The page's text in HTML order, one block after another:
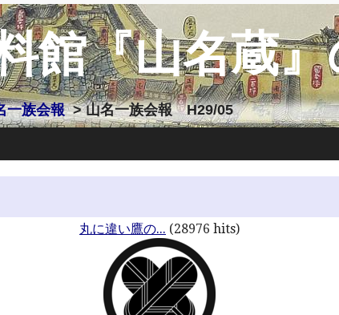
館『山名蔵
一族会報> 山名一族会報 H29/05
丸に違い鷹の... (28976 hits)